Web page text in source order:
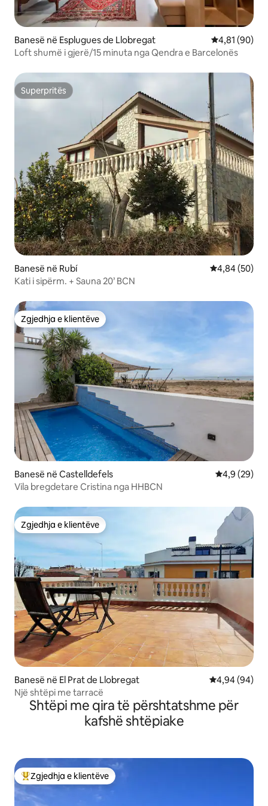
Banesë në Esplugues de Llobregat Vlerësimi
4,81 (90)
Loft shumë i gjerë/15 minuta nga Qendra e Barcelonës
Superpritës
Superpritës
Banesë në Rubí Vlerësimi
4,84 (50)
Kati i sipërm. + Sauna 20’ BCN
Zgjedhja e klientëve
Zgjedhja e klientëve
Banesë në Castelldefels Vlerësimi
4,9 (29)
Vila bregdetare Cristina nga HHBCN
Zgjedhja e klientëve
Zgjedhja e klientëve
Banesë në El Prat de Llobregat Vlerësimi
4,94 (94)
Një shtëpi me tarracë
Shtëpi me qira të përshtatshme për
kafshë shtëpiake
Më të mirat e zgjedhjeve të klientëve
Zgjedhja e klientëve